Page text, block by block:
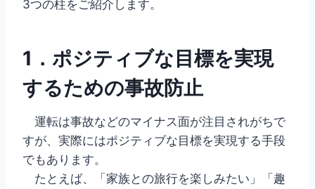
3つの柱をご紹介します。
1．ポジティブな目標を実現
するための事故防止
運転は事故などのマイナス面が注目されがちで
すが、実際にはポジティブな目標を実現する手段
でもあります。
たとえば、「家族との旅行を楽しみたい」「趣